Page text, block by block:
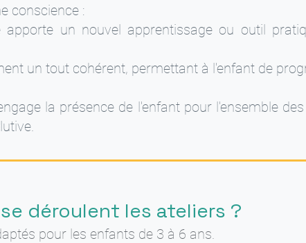
conscience :
apporte un nouvel apprentissage ou outil
un tout cohérent, permettant à l'enfant de
la présence de l'enfant pour l'ensemble
déroulent les ateliers ?
pour les enfants de 3 à 6 ans.